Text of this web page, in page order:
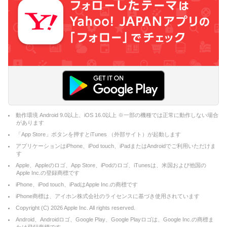
動作環境 Android 9.0以上、iOS 16.0以上 ※一部の機種では正常に動作しない場合
があります
「App Store」ボタンを押すとiTunes （外部サイト）が起動します
アプリケーションはiPhone、iPod touch、iPadまたはAndroidでご利用いただけま
す
Apple、Appleのロゴ、App Store、iPodのロゴ、iTunesは、米国および他国の
Apple Inc.の登録商標です
iPhone、iPod touch、iPadはApple Inc.の商標です
iPhone商標は、アイホン株式会社のライセンスに基づき使用されています
Copyright (C) 2026Apple Inc. All rights reserved.
Android、Androidロゴ、Google Play、Google Playロゴは、Google Inc.の商標ま